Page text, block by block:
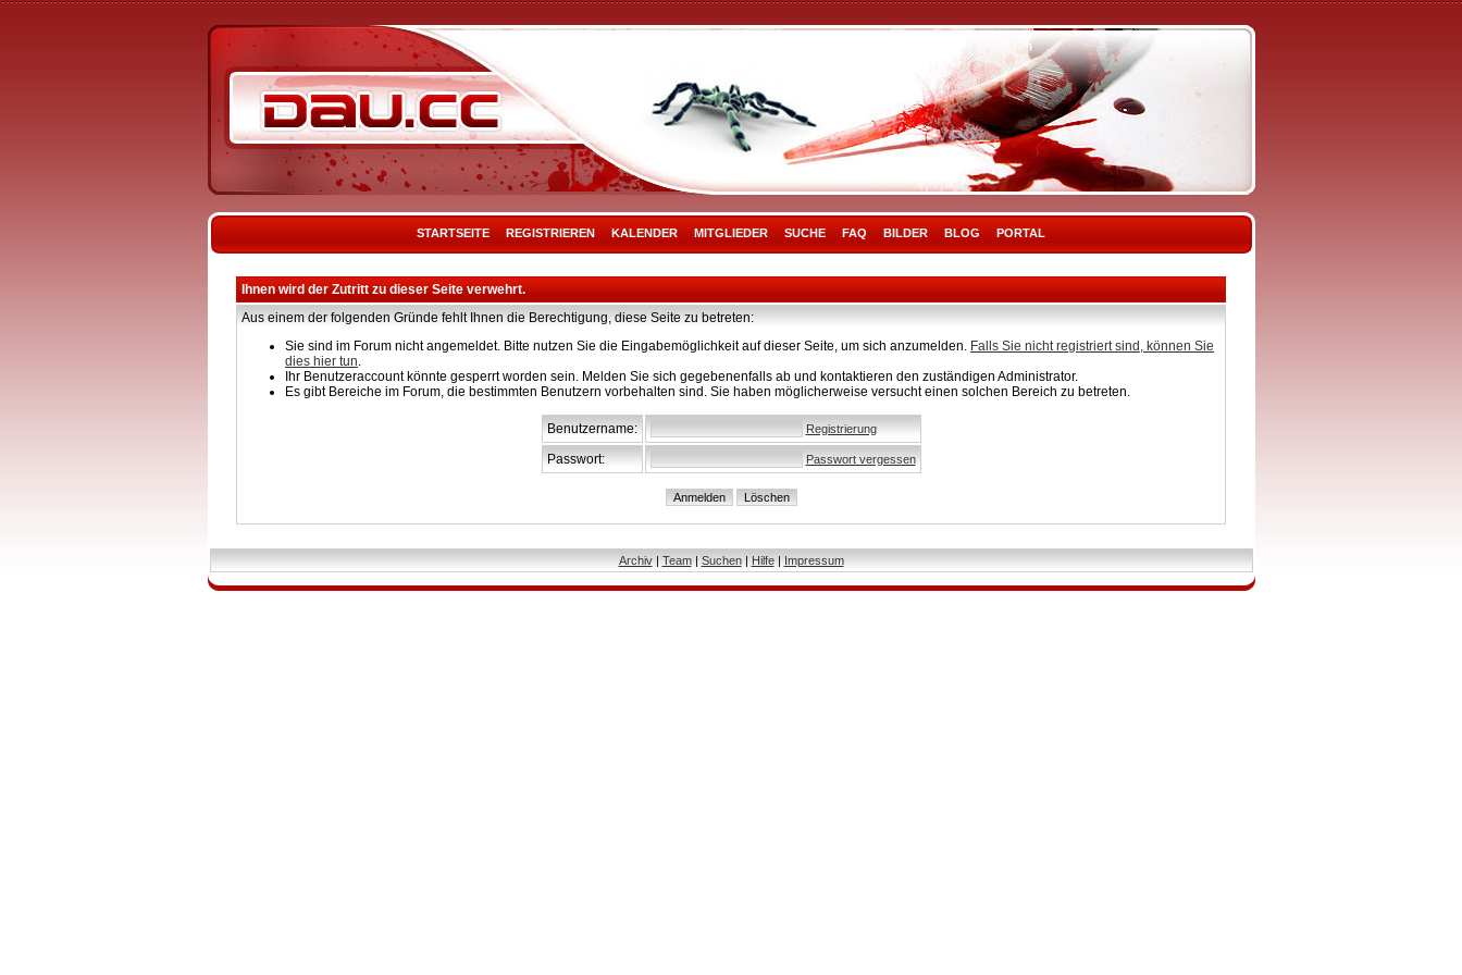
STARTSEITE REGISTRIEREN KALENDER MITGLIEDER SUCHE FAQ BILDER BLOG PORTAL
Ihnen wird der Zutritt zu dieser Seite verwehrt.
Aus einem der folgenden Gründe fehlt Ihnen die Berechtigung, diese Seite zu betreten:
Sie sind im Forum nicht angemeldet. Bitte nutzen Sie die Eingabemöglichkeit auf dieser Seite, um sich anzumelden. Falls Sie nicht registriert sind, können Sie
dies hier tun.
Ihr Benutzeraccount könnte gesperrt worden sein. Melden Sie sich gegebenenfalls ab und kontaktieren den zuständigen Administrator.
Es gibt Bereiche im Forum, die bestimmten Benutzern vorbehalten sind. Sie haben möglicherweise versucht einen solchen Bereich zu betreten.
Benutzername: Registrierung
Passwort: Passwort vergessen
Archiv| Team| Suchen| Hilfe| Impressum